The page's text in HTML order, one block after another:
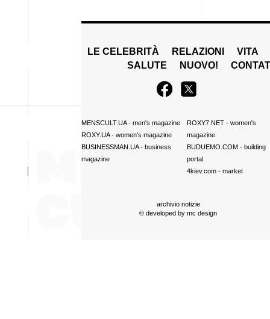
LE CELEBRITÀ RELAZIONI
VITA
SALUTE
NUOVO!
MENSCULT.UA- men's magazine
ROXY.UA- women's magazine
BUSINESSMAN.UA- business
magazine
ROXY7.NET- women's
magazine
BUDUEMO.COM- building
portal
4kiev.com- market
archivio notizie
© developed by mc design